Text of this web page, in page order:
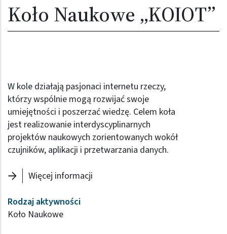
Koło Naukowe „KOIOT”
W kole działają pasjonaci internetu rzeczy,
którzy wspólnie mogą rozwijać swoje
umiejętności i poszerzać wiedzę. Celem koła
jest realizowanie interdyscyplinarnych
projektów naukowych zorientowanych wokół
czujników, aplikacji i przetwarzania danych.
Więcej informacji
Rodzaj aktywności
Koło Naukowe